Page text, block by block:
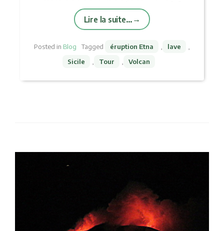
Lire la suite…
Posted in Blog Tagged éruption Etna lave
Sicile
Tour Volcan